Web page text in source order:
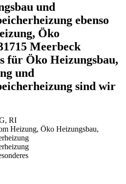
und
ebenso
Öko
Meerbeck
für Öko Heizungsbau,
und
sind wir
RI
Heizung, Öko Heizungsbau,